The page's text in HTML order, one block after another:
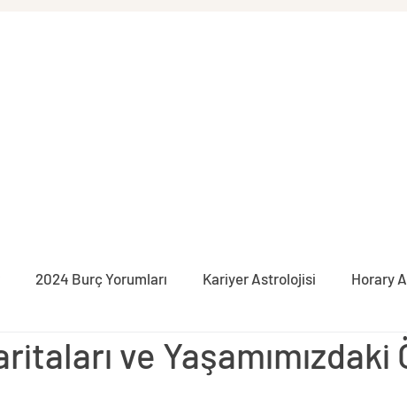
2024 Burç Yorumları Kariyer Astrolojisi Horary
İlişki Astrolojisi Burçlar Pratik Astroloji
ve Yaşamımızdaki